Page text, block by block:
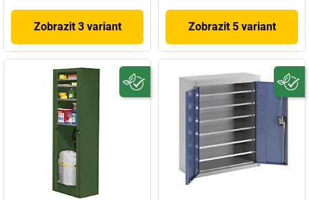
Zobrazit 3 variant Zobrazit 5 variant